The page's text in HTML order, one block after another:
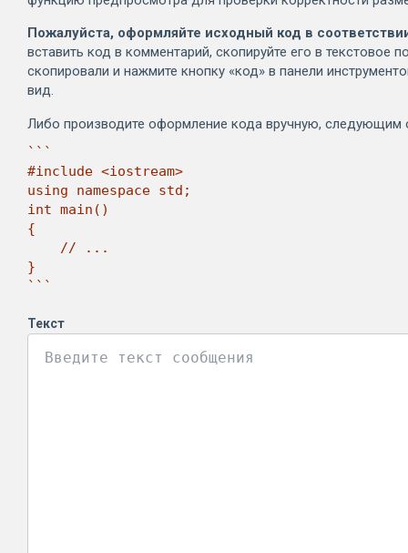
Пожалуйста, оформляйте исходный код в
вставить код в комментарий, скопируйте его в текстовое
скопировали и нажмите кнопку «код» в панели
вид.
Либо производите оформление кода вручную, следующим
```
#include <iostream>
using namespace std;
int main()
{
}
```
Текст